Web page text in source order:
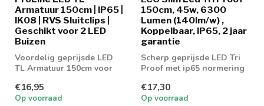
Armatuur 150cm | IP65 |
IK08 | RVS Sluitclips |
Geschikt voor 2 LED
Buizen
Voordelig geprijsde LED
TL Armatuur 150cm voor
€16,95
Op voorraad
150cm, 45w, 6300
Lumen (140lm/w) ,
Koppelbaar, IP65, 2 jaar
garantie
Scherp geprijsde LED Tri
Proof met ip65 normering
€17,30
Op voorraad